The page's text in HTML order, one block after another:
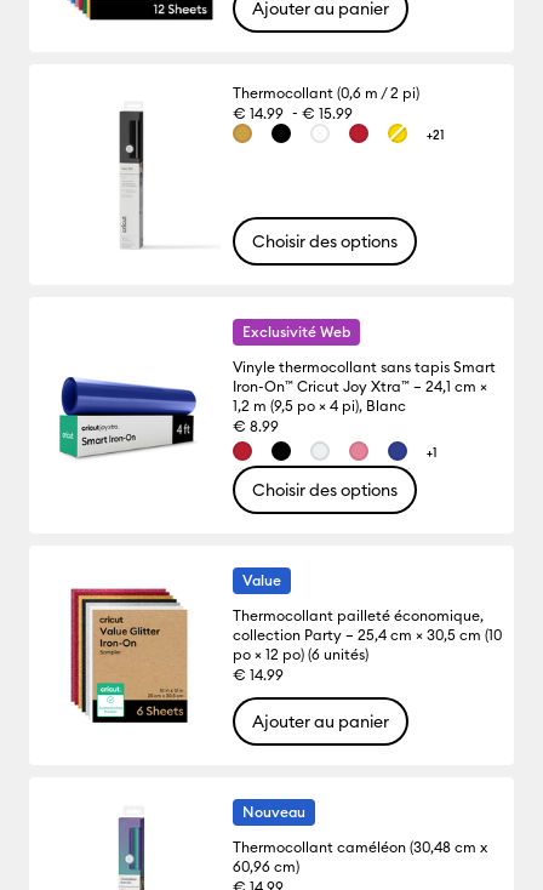
Ajouter au panier
Thermocollant (0,6 m / 2 pi)
€ 14.99 - € 15.99
+21
Choisir des options
Exclusivité Web
Vinyle thermocollant sans tapis Smart
Iron-On™ Cricut Joy Xtra™ – 24,1 cm ×
1,2 m (9,5 po × 4 pi), Blanc
€ 8.99
+1
Choisir des options
Value
Thermocollant pailleté économique,
collection Party – 25,4 cm × 30,5 cm (10
po × 12 po) (6 unités)
€ 14.99
Ajouter au panier
Nouveau
Thermocollant caméléon (30,48 cm x
60,96 cm)